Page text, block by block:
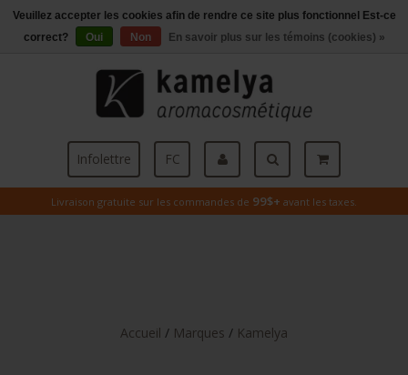
Livraison gratuite sur les commandes de 99$+ avant les taxes.
Menu
Infolettre FC
Accueil / Marques / Kamelya
Veuillez accepter les cookies afin de rendre ce site plus fonctionnel Est-ce
correct?
Oui Non En savoir plus sur les témoins (cookies) »